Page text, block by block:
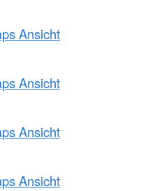
Ansicht
Ansicht
Ansicht
Ansicht